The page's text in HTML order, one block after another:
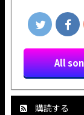
All
購読する